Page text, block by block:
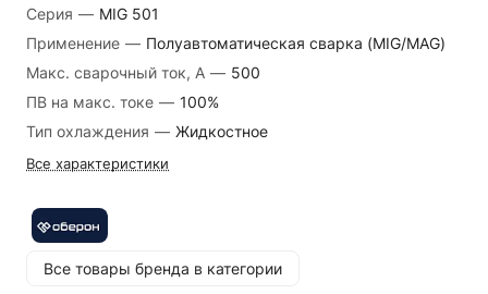
Сварочная горелка Оберон MW-501 PRO 5 м оснащена
кнопочным типом управления, что делает ее
использование простым и удобным. Она также имеет
изогнутый гусак и жидкостное охлаждение, что
обеспечивает более эффективную работу и увеличивает
легко подключается к сварочному аппарату.
Преимущества:
управления;
Серия — MIG 501
Применение — Полуавтоматическая сварка (MIG/MAG)
Макс. сварочный ток, А — 500
ПВ на макс. токе — 100%
Тип охлаждения — Жидкостное
Все характеристики
Все товары бренда в категории